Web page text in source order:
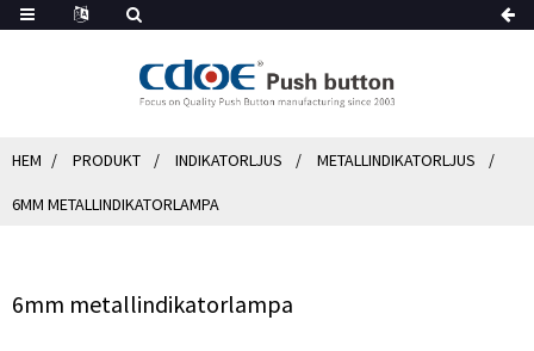
HEM PRODUKT INDIKATORLJUS METALLINDIKATORLJUS
6MM METALLINDIKATORLAMPA
6mm metallindikatorlampa